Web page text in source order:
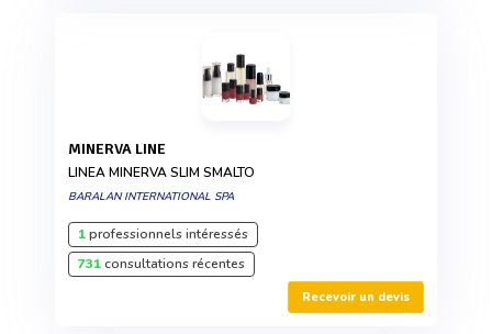
MINERVA LINE
LINEA MINERVA SLIM SMALTO
BARALAN INTERNATIONAL SPA
1professionnels intéressés
731consultations récentes
Recevoir un devis